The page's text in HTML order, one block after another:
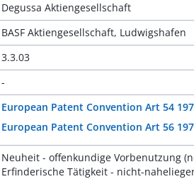
Degussa Aktiengesellschaft
BASF Aktiengesellschaft, Ludwigshafen
3.3.03
-
European Patent Convention Art 54
European Patent Convention Art 56
Neuheit - offenkundige Vorbenutzung
Erfinderische Tätigkeit - nicht-